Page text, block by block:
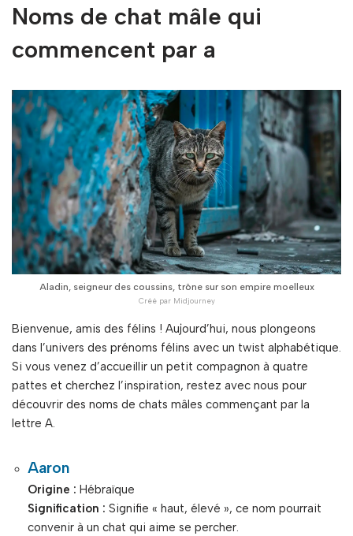
Noms de chat mâle qui
commencent par a
Aladin, seigneur des coussins, trône sur son empire moelleux
Bienvenue, amis des félins ! Aujourd’hui, nous plongeons
dans l’univers des prénoms félins avec un twist alphabétique.
Si vous venez d’accueillir un petit compagnon à quatre
pattes et cherchez l’inspiration, restez avec nous pour
découvrir des noms de chats mâles commençant par la
lettre A.
Aaron
Origine : Hébraïque
Signification : Signifie « haut, élevé », ce nom pourrait
convenir à un chat qui aime se percher.